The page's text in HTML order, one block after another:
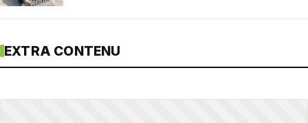
EXTRA CONTENU